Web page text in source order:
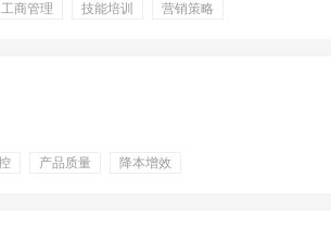
工商管理 技能培训
营销策略
产品质量
降本增效